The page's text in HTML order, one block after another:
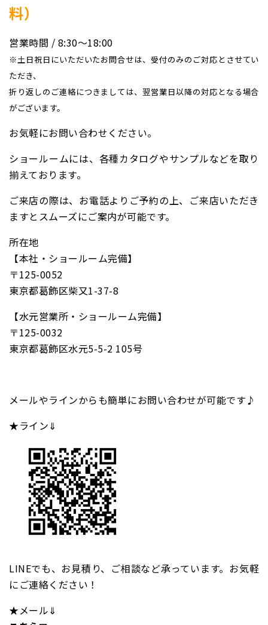
料）
営業時間 / 8:30〜18:00
※土日祝日にいただいたお問合せは、受付のみのご対応とさせてい
ただき、
折り返しのご連絡につきましては、翌営業日以降の対応となる場合
がございます。
お気軽にお問い合わせください。
ショールームには、各種カタログやサンプルなどを取り
揃えております。
ご来店の際は、お電話よりご予約の上、ご来店いただき
ますとスムーズにご案内が可能です。
所在地
【本社・ショールーム完備】
〒125-0052
東京都葛飾区柴又1-37-8
【水元営業所・ショールーム完備】
〒125-0032
東京都葛飾区水元5-5-2 105号
メールやラインからも簡単にお問い合わせが可能です♪
★ライン⇓
LINEでも、お見積り、ご相談など承っています。お気軽
にご連絡ください！
★メール⇓